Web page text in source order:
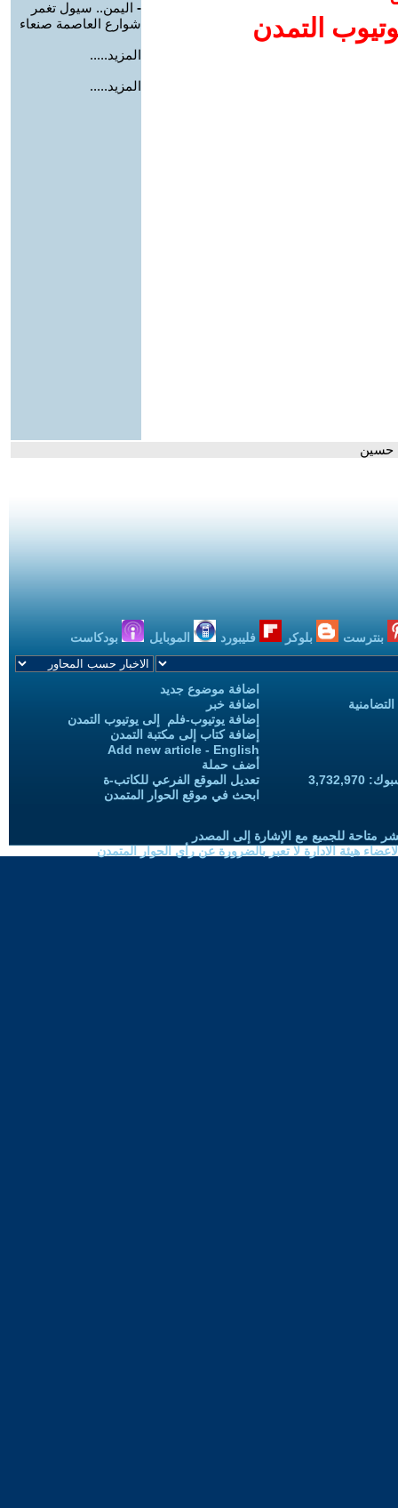
التمدن
- اليمن.. سيول تغمر
شوارع العاصمة صنعاء
المزيد.....
المزيد.....
حسين
بنترست بلوكر فليبورد الموبايل بودكاست
اضافة موضوع جديد
اضافة خبر
إضافة يوتيوب-فلم إلى يوتيوب التمدن
إضافة كتاب إلى مكتبة التمدن
Add new article - English
أضف حملة
تعديل الموقع الفرعي للكاتب-ة
ابحث في موقع الحوار المتمدن
متاحة للجميع مع الإشارة إلى المصدر
هيئة الادارة لا تعبر بالضرورة عن رأي الحوار المتمدن